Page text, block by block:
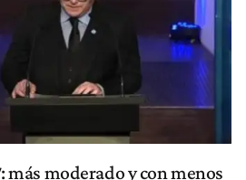
más moderado y con menos